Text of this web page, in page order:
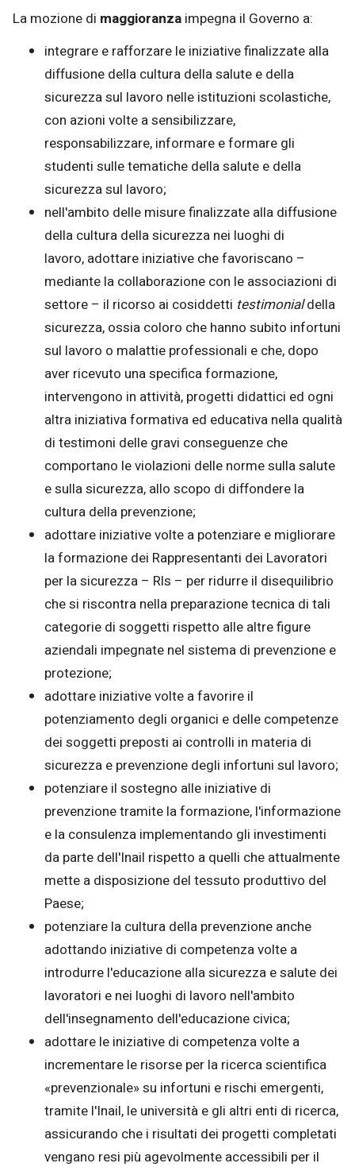
La mozione di maggioranza impegna il Governo a:
integrare e rafforzare le iniziative finalizzate alla
diffusione della cultura della salute e della
sicurezza sul lavoro nelle istituzioni scolastiche,
con azioni volte a sensibilizzare,
responsabilizzare, informare e formare gli
studenti sulle tematiche della salute e della
sicurezza sul lavoro;
nell'ambito delle misure finalizzate alla diffusione
della cultura della sicurezza nei luoghi di
lavoro, adottare iniziative che favoriscano –
mediante la collaborazione con le associazioni di
settore – il ricorso ai cosiddetti testimonialdella
sicurezza, ossia coloro che hanno subito infortuni
sul lavoro o malattie professionali e che, dopo
aver ricevuto una specifica formazione,
intervengono in attività, progetti didattici ed ogni
altra iniziativa formativa ed educativa nella qualità
di testimoni delle gravi conseguenze che
comportano le violazioni delle norme sulla salute
e sulla sicurezza, allo scopo di diffondere la
cultura della prevenzione;
adottare iniziative volte a potenziare e migliorare
la formazione dei Rappresentanti dei Lavoratori
per la sicurezza – Rls – per ridurre il disequilibrio
che si riscontra nella preparazione tecnica di tali
categorie di soggetti rispetto alle altre figure
aziendali impegnate nel sistema di prevenzione e
protezione;
adottare iniziative volte a favorire il
potenziamento degli organici e delle competenze
dei soggetti preposti ai controlli in materia di
sicurezza e prevenzione degli infortuni sul lavoro;
potenziare il sostegno alle iniziative di
prevenzione tramite la formazione, l'informazione
e la consulenza implementando gli investimenti
da parte dell'Inail rispetto a quelli che attualmente
mette a disposizione del tessuto produttivo del
Paese;
potenziare la cultura della prevenzione anche
adottando iniziative di competenza volte a
introdurre l'educazione alla sicurezza e salute dei
lavoratori e nei luoghi di lavoro nell'ambito
dell'insegnamento dell'educazione civica;
adottare le iniziative di competenza volte a
incrementare le risorse per la ricerca scientifica
«prevenzionale» su infortuni e rischi emergenti,
tramite l'Inail, le università e gli altri enti di ricerca,
assicurando che i risultati dei progetti completati
vengano resi più agevolmente accessibili per il